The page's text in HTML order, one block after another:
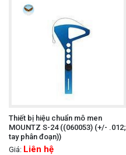
Thiết bị hiệu chuẩn mô men
MOUNTZ S-24 ((060053) (+/- .012;
tay phân đoạn))
Giá: Liên hệ